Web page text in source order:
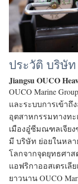
ประวัติ บริษัท
Jiangsu OUCO
OUCO Marine
และระบบการเข้าถึ
อุตสาหกรรมทางท
เมืองอู๋ซีมณฑลเจียง
มี บริษัท ย่อยในหล
โลกจากจุดยุทธศาส
แอฟริกาออสเตรเ
ยาวนาน OUCO